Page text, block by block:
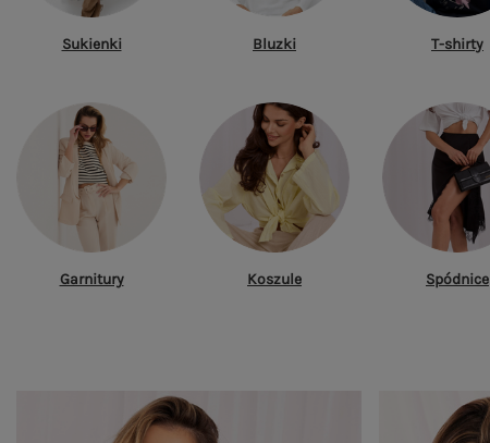
Sukienki Bluzki T-shirty
Garnitury Koszule Spódnice